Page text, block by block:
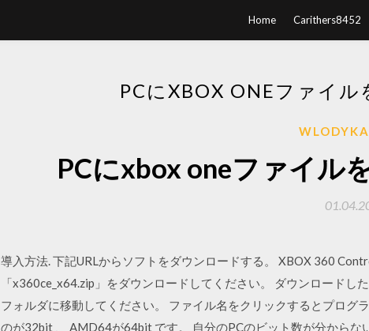
Home Carithers8452
PCにXBOX ONEファイ
PCにxbox oneファイル
導入方法. 下記URLからソフトをダウンロードする。 XBOX 360
「x360ce_x64.zip」をダウンロードしてください。 ダウンロード
フォルダに移動してください。 ファイル名をクリックするとプログ
のが32bit 、 AMD64が64bit です。 自分のPCのビット数が分から